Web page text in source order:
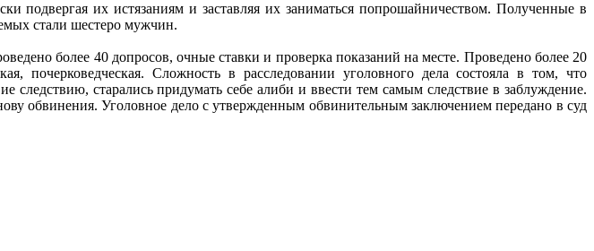
подвергая их истязаниям и заставляя их заниматься попрошайничеством. Полученные в
стали шестеро мужчин.
более 40 допросов, очные ставки и проверка показаний на месте. Проведено более 20
почерковедческая. Сложность в расследовании уголовного дела состояла в том, что
старались придумать себе алиби и ввести тем самым следствие в заблуждение.
обвинения. Уголовное дело с утвержденным обвинительным заключением передано в суд